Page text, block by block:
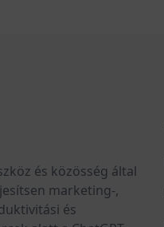
és közösség által
marketing-,
és